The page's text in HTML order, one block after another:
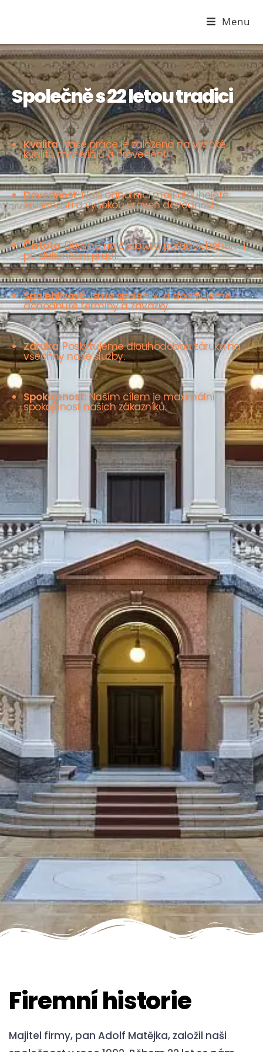
Menu
Společně s 22 letou tradici
Kvalita: Naše práce je založena na vysoké
kvalitě materiálů a provedení.
Dovednost: Naši odborníci mají dlouholeté
zkušenosti a vysokou úroveň dovedností.
Čistota: Dbáme na čistotu a pořádek během i
po dokončení prací.
Spolehlivost: Jsme spolehliví a dodržujeme
dohodnuté termíny a závazky.
Záruka: Poskytujeme dlouhodobou záruku na
všechny naše služby.
Spokojenost: Naším cílem je maximální
spokojenost našich zákazníků.
Firemní historie
Majitel firmy, pan Adolf Matějka, založil naši